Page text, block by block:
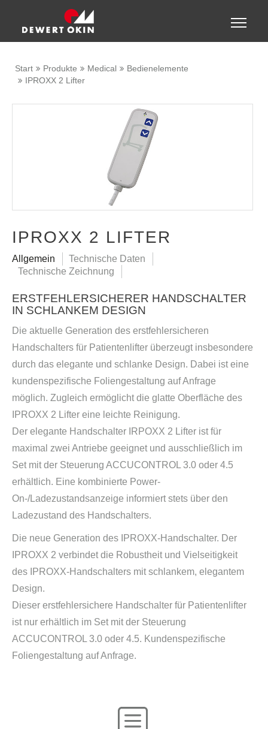
Toggle
Start Produkte Medical
Bedienelemente
IPROXX 2 Lifter
IPROXX 2 LIFTER
Allgemein
Technische Daten
Technische Zeichnung
ERSTFEHLERSICHERER HANDSCHALTER
IN SCHLANKEM DESIGN
Die aktuelle Generation des erstfehlersicheren
Handschalters für Patientenlifter überzeugt insbesondere
durch das elegante und schlanke Design. Dabei ist eine
kundenspezifische Foliengestaltung auf Anfrage
möglich. Zugleich ermöglicht die glatte Oberfläche des
IPROXX 2 Lifter eine leichte Reinigung.
Der elegante Handschalter IRPOXX 2 Lifter ist für
maximal zwei Antriebe geeignet und ausschließlich im
Set mit der Steuerung ACCUCONTROL 3.0 oder 4.5
erhältlich. Eine kombinierte Power-
On-/Ladezustandsanzeige informiert stets über den
Ladezustand des Handschalters.
Die neue Generation des IPROXX-Handschalter. Der
IPROXX 2 verbindet die Robustheit und Vielseitigkeit
des IPROXX-Handschalters mit schlankem, elegantem
Design.
Dieser erstfehlersichere Handschalter für Patientenlifter
ist nur erhältlich im Set mit der Steuerung
ACCUCONTROL 3.0 oder 4.5. Kundenspezifische
Foliengestaltung auf Anfrage.